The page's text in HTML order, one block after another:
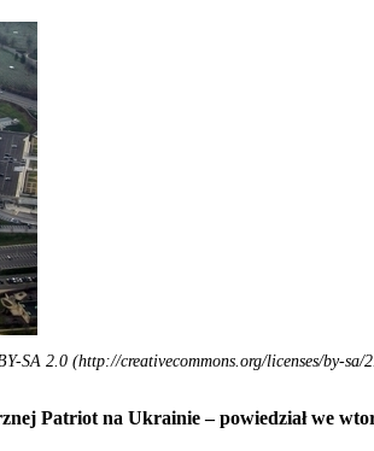
2.0 (http://creativecommons.org/licenses/by-sa/
Patriot na Ukrainie – powiedział we